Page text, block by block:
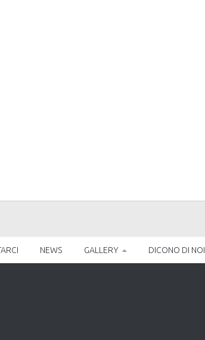
NEWS GALLERY DICONO DI NOI